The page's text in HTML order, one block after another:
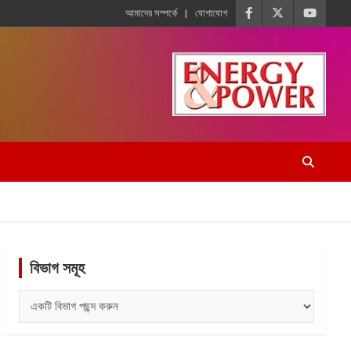
আমাদের সম্পর্কে যোগাযোগ
বিভাগ সমূহ
সমূহ